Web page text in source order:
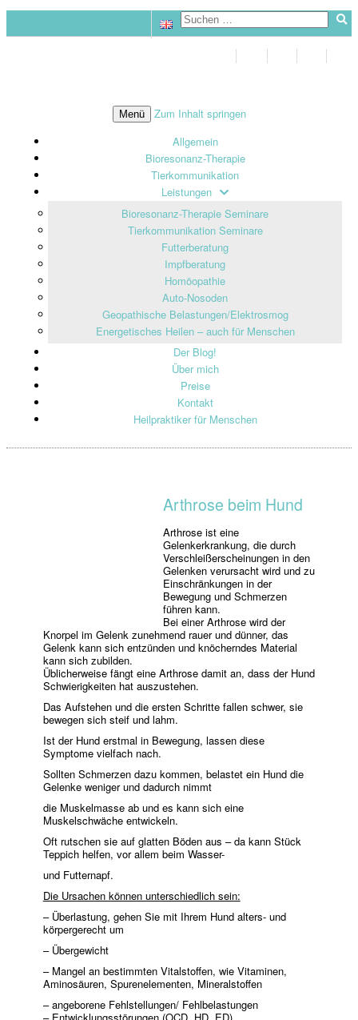
Menü
Zum Inhalt springen
Allgemein
Bioresonanz-Therapie
Tierkommunikation
Leistungen
Bioresonanz-Therapie Seminare
Tierkommunikation Seminare
Futterberatung
Impfberatung
Homöopathie
Auto-Nosoden
Geopathische Belastungen/Elektrosmog
Energetisches Heilen – auch für Menschen
Der Blog!
Über mich
Preise
Kontakt
Heilpraktiker für Menschen
Arthrose beim Hund
Arthrose ist eine
Gelenkerkrankung, die durch
Verschleißerscheinungen in den
Gelenken verursacht wird und zu
Einschränkungen in der
Bewegung und Schmerzen
führen kann.
Bei einer Arthrose wird der
Knorpel im Gelenk zunehmend rauer und dünner, das
Gelenk kann sich entzünden und knöcherndes Material
kann sich zubilden.
Üblicherweise fängt eine Arthrose damit an, dass der Hund
Schwierigkeiten hat auszustehen.
Das Aufstehen und die ersten Schritte fallen schwer, sie
bewegen sich steif und lahm.
Ist der Hund erstmal in Bewegung, lassen diese
Symptome vielfach nach.
Sollten Schmerzen dazu kommen, belastet ein Hund die
Gelenke weniger und dadurch nimmt
die Muskelmasse ab und es kann sich eine
Muskelschwäche entwickeln.
Oft rutschen sie auf glatten Böden aus – da kann Stück
Teppich helfen, vor allem beim Wasser-
und Futternapf.
Die Ursachen können unterschiedlich sein:
– Überlastung, gehen Sie mit Ihrem Hund alters- und
körpergerecht um
– Übergewicht
– Mangel an bestimmten Vitalstoffen, wie Vitaminen,
Aminosäuren, Spurenelementen, Mineralstoffen
– angeborene Fehlstellungen/ Fehlbelastungen